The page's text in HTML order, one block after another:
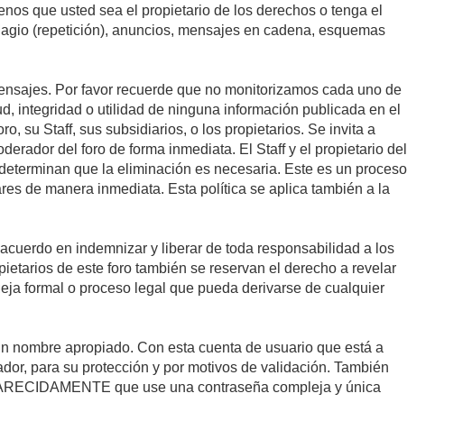
que usted sea el propietario de los derechos o tenga el
(repetición), anuncios, mensajes en cadena, esquemas
Por favor recuerde que no monitorizamos cada uno de
integridad o utilidad de ninguna información publicada en el
su Staff, sus subsidiarios, o los propietarios. Se invita a
del foro de forma inmediata. El Staff y el propietario del
que la eliminación es necesaria. Este es un proceso
de manera inmediata. Esta política se aplica también a la
en indemnizar y liberar de toda responsabilidad a los
de este foro también se reservan el derecho a revelar
formal o proceso legal que pueda derivarse de cualquier
nombre apropiado. Con esta cuenta de usuario que está a
para su protección y por motivos de validación. También
que use una contraseña compleja y única